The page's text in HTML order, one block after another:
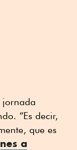
jornada
“Es decir,
que es
a